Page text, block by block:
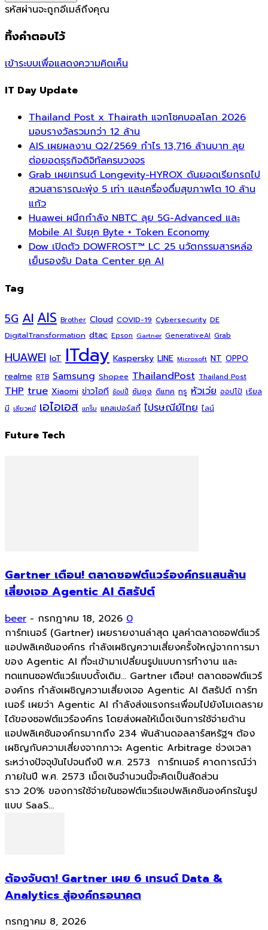
รหัสผ่านจะถูกอีเมล์ถึงคุณ
ทิ้งคำตอบไว้
เข้าระบบเพื่อแสดงความคิดเห็น
IT Day Update
Thailand Post x Thairath แจกโชคบอลโลก 2026
มอบรางวัลรวมกว่า 12 ล้าน
AIS เผยผลงาน Q2/2569 กำไร 13,716 ล้านบาท ลุย
ต่อยอดธุรกิจดิจิทัลครบวงจร
Grab เผยเทรนด์ Longevity-HYROX ดันยอดเรียกรถไป
สวนสาธารณะพุ่ง 5 เท่า และเครื่องดื่มสุขภาพโต 10 ล้าน
แก้ว
Huawei ผนึกกำลัง NBTC ลุย 5G-Advanced และ
Mobile AI รับยุค Byte + Token Economy
Dow เปิดตัว DOWFROST™ LC 25 นวัตกรรมสารหล่อ
เย็นรองรับ Data Center ยุค AI
Tag
5G AI AIS Brother Cloud COVID-19 Cybersecurity DE
DigitalTransformation dtac Epson Gartner GenerativeAI Grab
HUAWEI IoT ITday Kaspersky LINE Microsoft NT OPPO
realme RTB Samsung Shopee ThailandPost Thailand Post
THP true Xiaomi ข่าวไอที ช้อปปี้ ซัมซุง ดีแทค ทรู หัวเว่ย ออปโป้ เรียล
มี เสียวหมี่ เอไอเอส แกร็บ แคสเปอร์สกี้ ไปรษณีย์ไทย ไลน์
Future Tech
Gartner เตือน! ตลาดซอฟต์แวร์องค์กรแสนล้าน
เสี่ยงเจอ Agentic AI ดิสรัปต์
beer - กรกฎาคม 18, 2026 0
การ์ทเนอร์ (Gartner) เผยรายงานล่าสุด มูลค่าตลาดซอฟต์แวร์
แอปพลิเคชันองค์กร กำลังเผชิญความเสี่ยงครั้งใหญ่จากการมา
ของ Agentic AI ที่จะเข้ามาเปลี่ยนรูปแบบการทำงาน และ
ทดแทนซอฟต์แวร์แบบดั้งเดิม... Gartner เตือน! ตลาดซอฟต์แวร์
องค์กร กำลังเผชิญความเสี่ยงเจอ Agentic AI ดิสรัปต์ การ์ท
เนอร์ เผยว่า Agentic AI กำลังส่งแรงกระเพื่อมไปยังโมเดลราย
ได้ของซอฟต์แวร์องค์กร โดยส่งผลให้เม็ดเงินการใช้จ่ายด้าน
แอปพลิเคชันองค์กรมากถึง 234 พันล้านดอลลาร์สหรัฐฯ ต้อง
เผชิญกับความเสี่ยงจากภาวะ Agentic Arbitrage ช่วงเวลา
ระหว่างปัจจุบันไปจนถึงปี พ.ศ. 2573 การ์ทเนอร์ คาดการณ์ว่า
ภายในปี พ.ศ. 2573 เม็ดเงินจำนวนนี้จะคิดเป็นสัดส่วน
ราว 20% ของการใช้จ่ายในซอฟต์แวร์แอปพลิเคชันองค์กรในรูป
แบบ SaaS...
ต้องจับตา! Gartner เผย 6 เทรนด์ Data &
Analytics สู่องค์กรอนาคต
กรกฎาคม 8, 2026